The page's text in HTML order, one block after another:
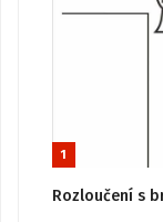
1
Rozloučení s